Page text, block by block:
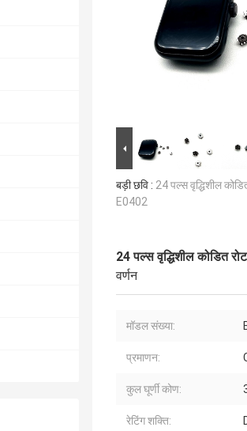
बड़ी छवि : 24 पल्स वृद्धिशील
E0402
24 पल्स वृद्धिशील कोडित
वर्णन
मॉडल संख्या:
प्रमाणन:
कुल घूर्णी कोण:
रेटिंग शक्ति: